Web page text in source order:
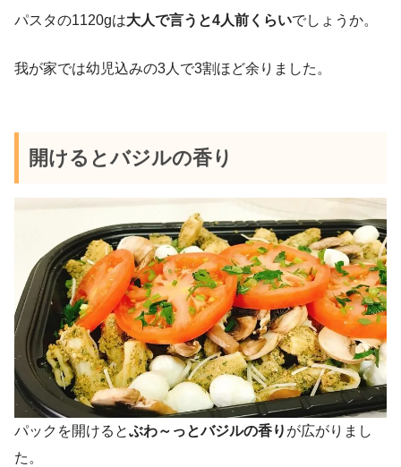
パスタの1120gは大人で言うと4人前くらいでしょうか。
我が家では幼児込みの3人で3割ほど余りました。
開けるとバジルの香り
パックを開けるとぶわ～っとバジルの香り が広がりまし
た。